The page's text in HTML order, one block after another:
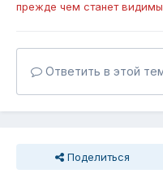
прежде чем станет
Ответить в этой
Поделиться